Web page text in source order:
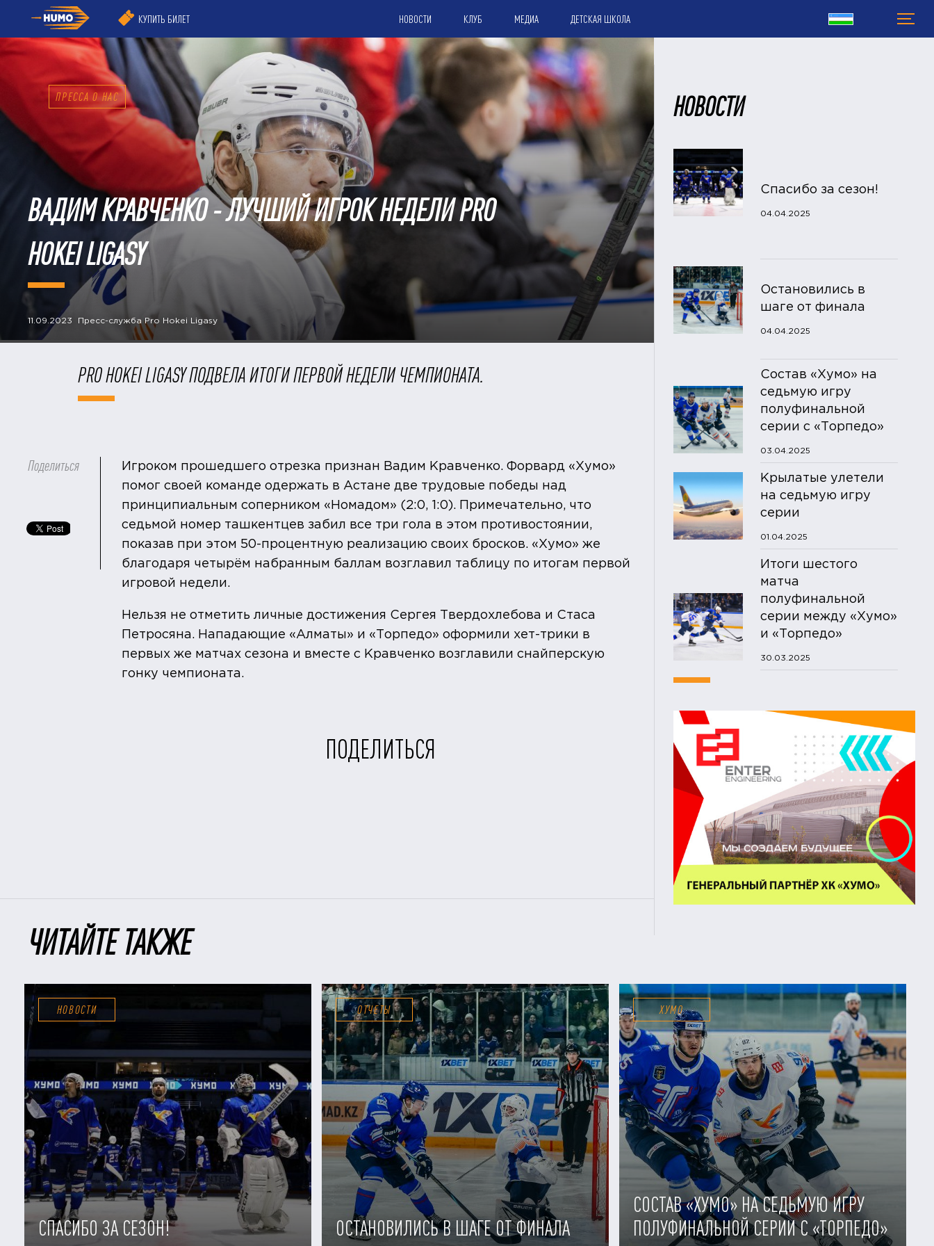
КУПИТЬ БИЛЕТ НОВОСТИ КЛУБ МЕДИА ДЕТСКАЯ ШКОЛА
ПРЕССА О НАС
ВАДИМ КРАВЧЕНКО - ЛУЧШИЙ ИГРОК НЕДЕЛИ PRO
HOKEI LIGASY
11.09.2023 Пресс-служба Pro Hokei Ligasy
PRO HOKEI LIGASY ПОДВЕЛА ИТОГИ ПЕРВОЙ НЕДЕЛИ ЧЕМПИОНАТА.
Поделиться
Игроком прошедшего отрезка признан Вадим Кравченко. Форвард «Хумо»
помог своей команде одержать в Астане две трудовые победы над
принципиальным соперником «Номадом» (2:0, 1:0). Примечательно, что
седьмой номер ташкентцев забил все три гола в этом противостоянии,
показав при этом 50-процентную реализацию своих бросков. «Хумо» же
благодаря четырём набранным баллам возглавил таблицу по итогам первой
игровой недели.
Нельзя не отметить личные достижения Сергея Твердохлебова и Стаса
Петросяна. Нападающие «Алматы» и «Торпедо» оформили хет-трики в
первых же матчах сезона и вместе с Кравченко возглавили снайперскую
гонку чемпионата.
ПОДЕЛИТЬСЯ
НОВОСТИ
Спасибо за сезон!
04.04.2025
Остановились в
шаге от финала
04.04.2025
Состав «Хумо» на
седьмую игру
полуфинальной
серии с «Торпедо»
03.04.2025
Крылатые улетели
на седьмую игру
серии
01.04.2025
Итоги шестого
матча
полуфинальной
серии между «Хумо»
и «Торпедо»
30.03.2025
ЧИТАЙТЕ ТАКЖЕ
НОВОСТИ
СПАСИБО ЗА СЕЗОН!
ОТЧЕТЫ
ОСТАНОВИЛИСЬ В ШАГЕ ОТ ФИНАЛА
ХУМО
СОСТАВ «ХУМО» НА СЕДЬМУЮ ИГРУ
ПОЛУФИНАЛЬНОЙ СЕРИИ С «ТОРПЕДО»